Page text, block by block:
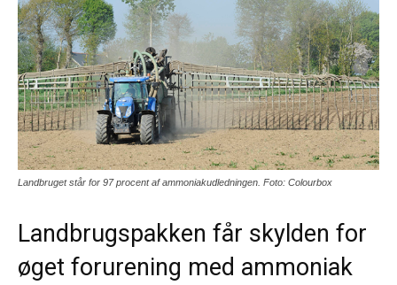
Landbruget står for 97 procent af ammoniakudledningen. Foto: Colourbox
Landbrugspakken får skylden for
øget forurening med ammoniak